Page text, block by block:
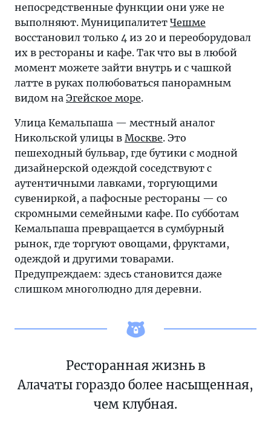
непосредственные функции они уже не
выполняют. Муниципалитет Чешме
восстановил только 4 из 20 и переоборудовал
их в рестораны и кафе. Так что вы в любой
момент можете зайти внутрь и с чашкой
латте в руках полюбоваться панорамным
видом на Эгейское море.
Улица Кемальпаша — местный аналог
Никольской улицы в Москве. Это
пешеходный бульвар, где бутики с модной
дизайнерской одеждой соседствуют с
аутентичными лавками, торгующими
сувениркой, а пафосные рестораны — со
скромными семейными кафе. По субботам
Кемальпаша превращается в сумбурный
рынок, где торгуют овощами, фруктами,
одеждой и другими товарами.
Предупреждаем: здесь становится даже
слишком многолюдно для деревни.
Ресторанная жизнь в
Алачаты гораздо более насыщенная,
чем клубная.